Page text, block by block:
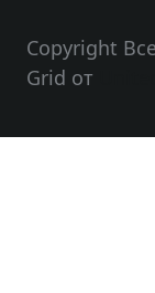
Copyright
Grid от